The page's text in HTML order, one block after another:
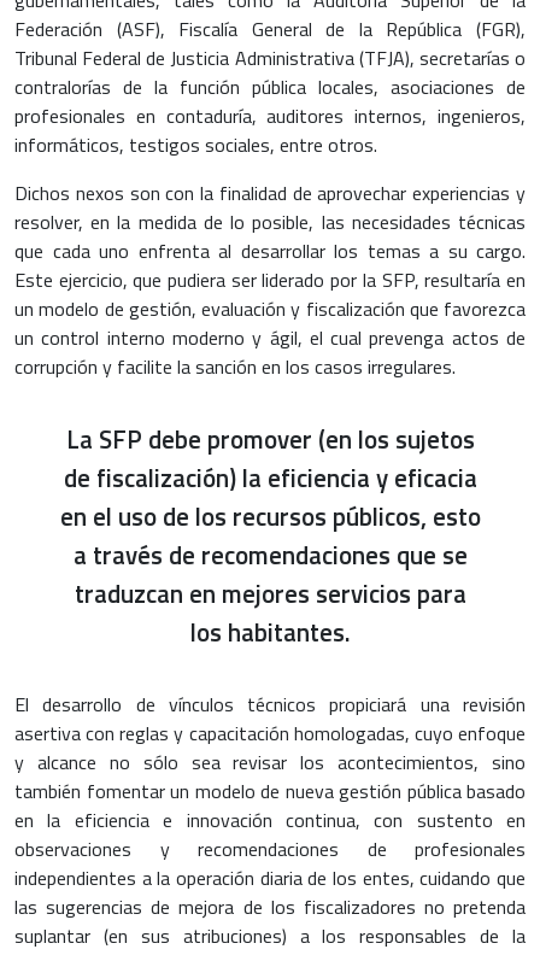
Federación (ASF), Fiscalía General de la República (FGR),
Tribunal Federal de Justicia Administrativa (TFJA), secretarías o
contralorías de la función pública locales, asociaciones de
profesionales en contaduría, auditores internos, ingenieros,
informáticos, testigos sociales, entre otros.
Dichos nexos son con la finalidad de aprovechar experiencias y
resolver, en la medida de lo posible, las necesidades técnicas
que cada uno enfrenta al desarrollar los temas a su cargo.
Este ejercicio, que pudiera ser liderado por la SFP, resultaría en
un modelo de gestión, evaluación y fiscalización que favorezca
un control interno moderno y ágil, el cual prevenga actos de
corrupción y facilite la sanción en los casos irregulares.
La SFP debe promover (en los sujetos
de fiscalización) la eficiencia y eficacia
en el uso de los recursos públicos, esto
a través de recomendaciones que se
traduzcan en mejores servicios para
los habitantes.
El desarrollo de vínculos técnicos propiciará una revisión
asertiva con reglas y capacitación homologadas, cuyo enfoque
y alcance no sólo sea revisar los acontecimientos, sino
también fomentar un modelo de nueva gestión pública basado
en la eficiencia e innovación continua, con sustento en
observaciones y recomendaciones de profesionales
independientes a la operación diaria de los entes, cuidando que
las sugerencias de mejora de los fiscalizadores no pretenda
suplantar (en sus atribuciones) a los responsables de la